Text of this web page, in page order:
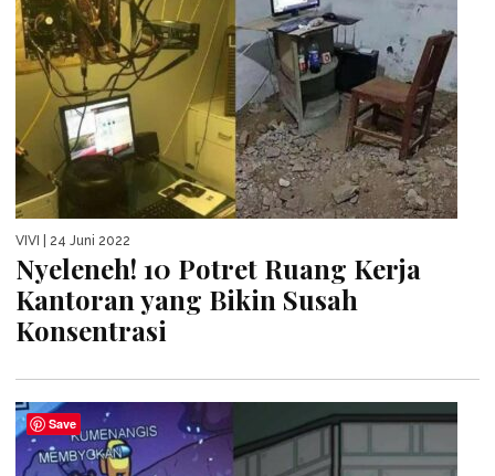
VIVI | 24 Juni 2022
Nyeleneh! 10 Potret Ruang Kerja
Kantoran yang Bikin Susah
Konsentrasi
Save